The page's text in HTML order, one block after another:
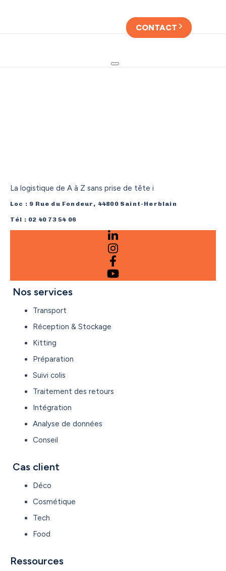
CONTACT
La logistique de A à Z sans prise de tête i
Loc : 9 Rue du Fondeur, 44800 Saint-Herblain
Tél : 02 40 73 54 06
Nos services
Transport
Réception & Stockage
Kitting
Préparation
Suivi colis
Traitement des retours
Intégration
Analyse de données
Conseil
Cas client
Déco
Cosmétique
Tech
Food
Ressources